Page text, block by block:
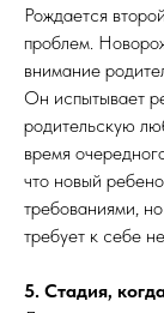
Рождается
проблем.
внимание
Он испытывает
родительскую
время
что новый
требованиями,
требует к себе
5. Стадия,